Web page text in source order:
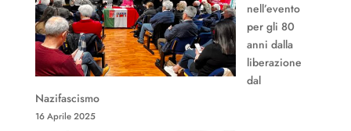
nell’evento
per gli 80
anni dalla
liberazione
dal
Nazifascismo
16 Aprile 2025